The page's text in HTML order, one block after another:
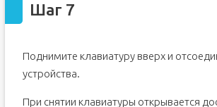
Шаг 7
Поднимите клавиатуру вверх и
устройства.
При снятии клавиатуры открывается